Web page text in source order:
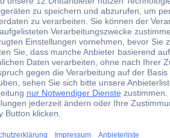
Verteilerschrank 25 kA
Verteilerschrank